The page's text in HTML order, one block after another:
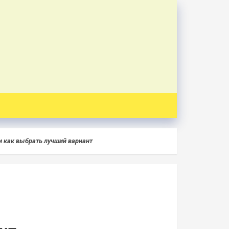
как выбрать лучший вариант